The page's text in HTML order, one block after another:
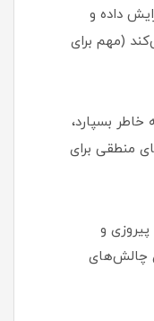
داده و
(مهم برای
بسپارد،
منطقی برای
و
چالش‌های